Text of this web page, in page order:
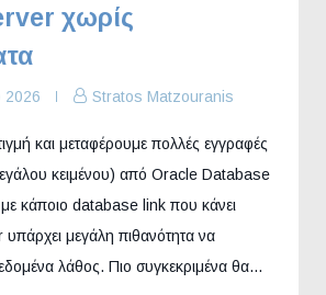
χωρίς
2026 Stratos Matzouranis
και μεταφέρουμε πολλές εγγραφές
κειμένου) από Oracle Database
κάποιο database link που κάνει
μεγάλη πιθανότητα να
λάθος. Πιο συγκεκριμένα θα…